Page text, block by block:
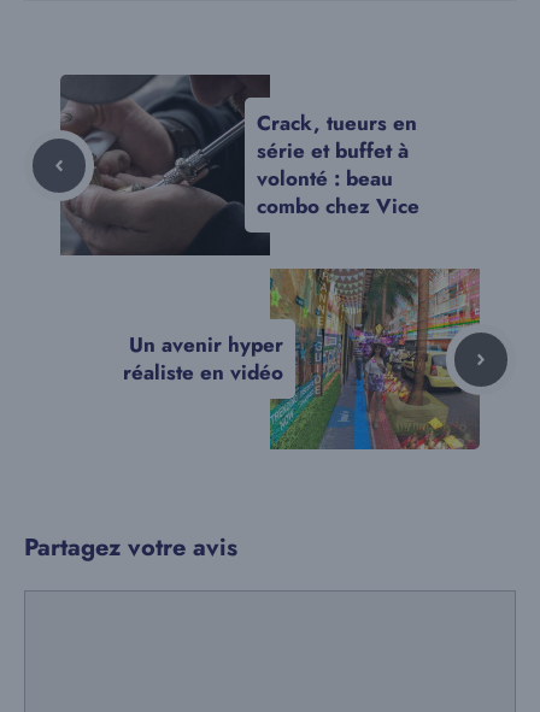
Crack, tueurs en
série et buffet à
volonté : beau
combo chez Vice
Un avenir hyper
réaliste en vidéo
Partagez votre avis